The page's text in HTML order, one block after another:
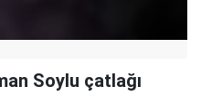
Soylu çatlağı